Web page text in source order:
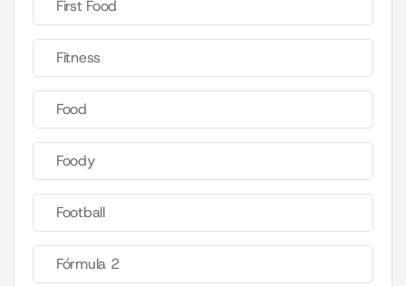
First Food
Fitness
Food
Foody
Football
Fórmula 2